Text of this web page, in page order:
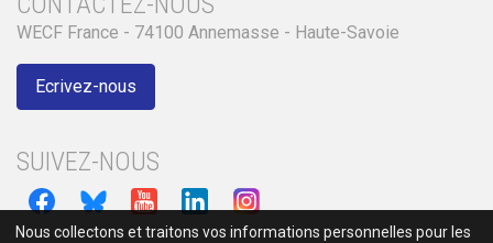
WECF France - 74100 Annemasse - Haute-Savoie
Ecrivez-nous
SUIVEZ-NOUS
Nous collectons et traitons vos informations personnelles pour les